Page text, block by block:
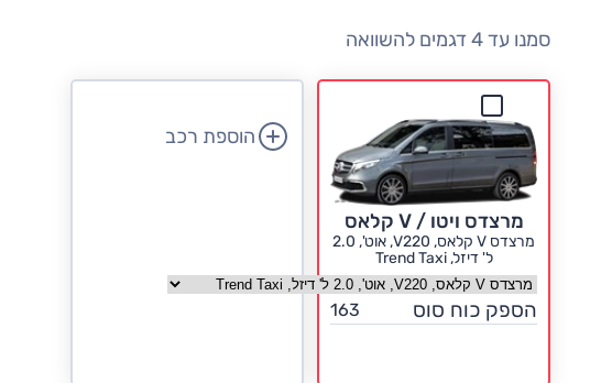
סמנו עד 4 דגמים להשוואה
מרצדס ויטו / V קלאס
מרצדס V קלאס, V220, אוט', 2.0
ל' דיזל, Trend Taxi
בחר גרסה מרצדס ויטו / V קלאס
הספק כוח סוס 163
הוספת רכב